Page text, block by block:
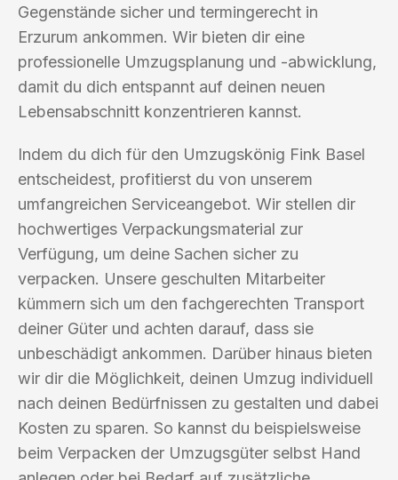
Gegenstände sicher und termingerecht in
Erzurum ankommen. Wir bieten dir eine
professionelle Umzugsplanung und -abwicklung,
damit du dich entspannt auf deinen neuen
Lebensabschnitt konzentrieren kannst.
Indem du dich für den Umzugskönig Fink Basel
entscheidest, profitierst du von unserem
umfangreichen Serviceangebot. Wir stellen dir
hochwertiges Verpackungsmaterial zur
Verfügung, um deine Sachen sicher zu
verpacken. Unsere geschulten Mitarbeiter
kümmern sich um den fachgerechten Transport
deiner Güter und achten darauf, dass sie
unbeschädigt ankommen. Darüber hinaus bieten
wir dir die Möglichkeit, deinen Umzug individuell
nach deinen Bedürfnissen zu gestalten und dabei
Kosten zu sparen. So kannst du beispielsweise
beim Verpacken der Umzugsgüter selbst Hand